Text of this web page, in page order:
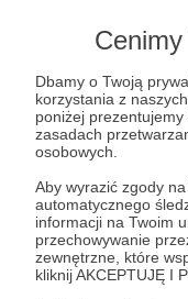
Dbamy o Twoją
korzystania z
poniżej
zasadach
osobowych.
Aby wyrazić zgody
automatycznego
informacji na Twoim
przechowywanie
zewnętrzne, które
kliknij AKCEPTUJĘ I
Poświęcenie
12 września 2004
Wojska Polskiego –
Różyński oraz
było mnie wtedy na
relacji innych.
Irak czerwone